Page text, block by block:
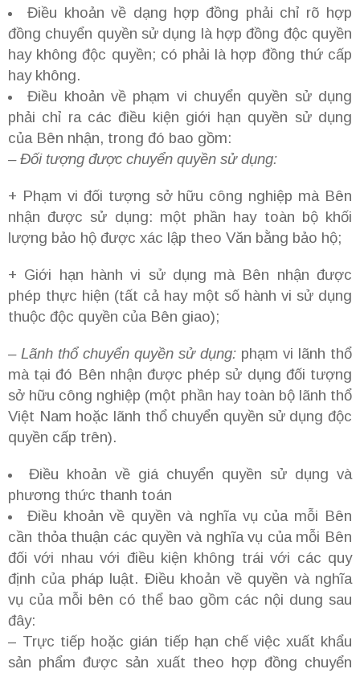
Điều khoản về dạng hợp đồng phải chỉ rõ hợp
đồng chuyển quyền sử dụng là hợp đồng độc quyền
hay không độc quyền; có phải là hợp đồng thứ cấp
hay không.
Điều khoản về phạm vi chuyển quyền sử dụng
phải chỉ ra các điều kiện giới hạn quyền sử dụng
của Bên nhận, trong đó bao gồm:
– Đối tượng được chuyển quyền sử dụng:
+ Phạm vi đối tượng sở hữu công nghiệp mà Bên
nhận được sử dụng: một phần hay toàn bộ khối
lượng bảo hộ được xác lập theo Văn bằng bảo hộ;
+ Giới hạn hành vi sử dụng mà Bên nhận được
phép thực hiện (tất cả hay một số hành vi sử dụng
thuộc độc quyền của Bên giao);
– Lãnh thổ chuyển quyền sử dụng: phạm vi lãnh thổ
mà tại đó Bên nhận được phép sử dụng đối tượng
sở hữu công nghiệp (một phần hay toàn bộ lãnh thổ
Việt Nam hoặc lãnh thổ chuyển quyền sử dụng độc
quyền cấp trên).
Điều khoản về giá chuyển quyền sử dụng và
phương thức thanh toán
Điều khoản về quyền và nghĩa vụ của mỗi Bên
cần thỏa thuận các quyền và nghĩa vụ của mỗi Bên
đối với nhau với điều kiện không trái với các quy
định của pháp luật. Điều khoản về quyền và nghĩa
vụ của mỗi bên có thể bao gồm các nội dung sau
đây:
– Trực tiếp hoặc gián tiếp hạn chế việc xuất khẩu
sản phẩm được sản xuất theo hợp đồng chuyển